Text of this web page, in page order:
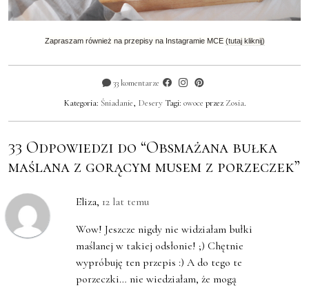
Zapraszam również na przepisy na Instagramie MCE (tutaj kliknij)
33 komentarze
Kategoria: Śniadanie, DeseryTagi: owoce przez Zosia.
33 Odpowiedzi do “Obsmażana bułka
maślana z gorącym musem z porzeczek”
Eliza, 12 lat temu
Wow! Jeszcze nigdy nie widziałam bułki
maślanej w takiej odsłonie! ;) Chętnie
wypróbuję ten przepis :) A do tego te
porzeczki… nie wiedziałam, że mogą